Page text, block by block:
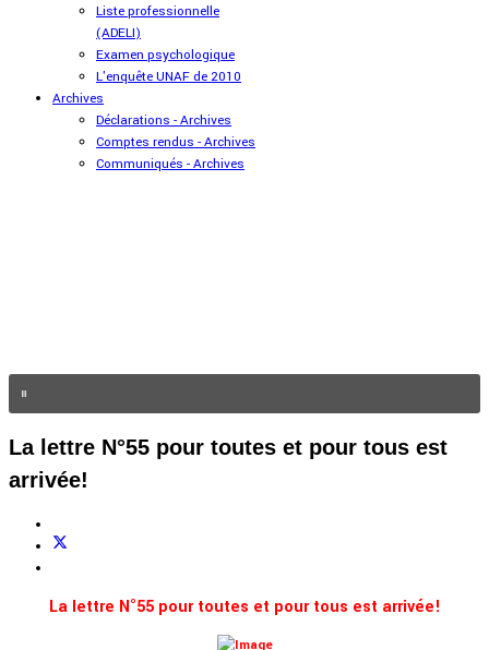
Liste professionnelle
(ADELI)
Examen psychologique
L'enquête UNAF de 2010
Archives
Déclarations - Archives
Comptes rendus - Archives
Communiqués - Archives
La lettre N°55 pour toutes et pour tous est
arrivée!
La lettre N°55 pour toutes et pour tous est arrivée!